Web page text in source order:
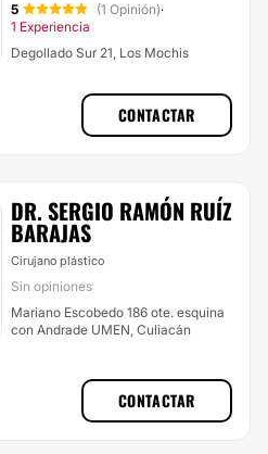
5 (1 Opinión)·
1 Experiencia
Degollado Sur 21, Los Mochis
CONTACTAR
DR. SERGIO RAMÓN RUÍZ
BARAJAS
Cirujano plástico
Sin opiniones
Mariano Escobedo 186 ote. esquina
con Andrade UMEN, Culiacán
CONTACTAR